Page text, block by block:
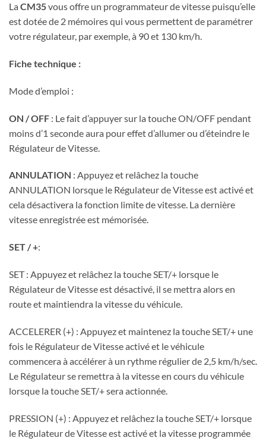
La CM35vous offre un programmateur de vitesse puisqu’elle
est dotée de 2 mémoires qui vous permettent de paramétrer
votre régulateur, par exemple, à 90 et 130 km/h.
Fiche technique :
Mode d’emploi :
ON / OFF : Le fait d’appuyer sur la touche ON/OFF pendant
moins d’1 seconde aura pour effet d’allumer ou d’éteindre le
Régulateur de Vitesse.
ANNULATION : Appuyez et relâchez la touche
ANNULATION lorsque le Régulateur de Vitesse est activé et
cela désactivera la fonction limite de vitesse. La dernière
vitesse enregistrée est mémorisée.
SET / +:
SET : Appuyez et relâchez la touche SET/+ lorsque le
Régulateur de Vitesse est désactivé, il se mettra alors en
route et maintiendra la vitesse du véhicule.
ACCELERER (+) : Appuyez et maintenez la touche SET/+ une
fois le Régulateur de Vitesse activé et le véhicule
commencera à accélérer à un rythme régulier de 2,5 km/h/sec.
Le Régulateur se remettra à la vitesse en cours du véhicule
lorsque la touche SET/+ sera actionnée.
PRESSION (+) : Appuyez et relâchez la touche SET/+ lorsque
le Régulateur de Vitesse est activé et la vitesse programmée